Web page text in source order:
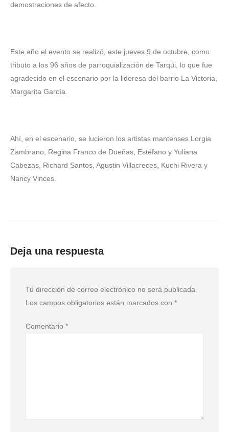
demostraciones de afecto.
‎Este año el evento se realizó, este jueves 9 de octubre, como
tributo a los 96 años de parroquialización de Tarqui, lo que fue
agradecido en el escenario por la lideresa del barrio La Victoria,
Margarita García.
‎Ahí, en el escenario, se lucieron los artistas mantenses Lorgia
Zambrano, Regina Franco de Dueñas, Estéfano y Yuliana
Cabezas, Richard Santos, Agustin Villacreces, Kuchi Rivera y
Nancy Vinces.
Deja una respuesta
Tu dirección de correo electrónico no será publicada.
Los campos obligatorios están marcados con *
Comentario *